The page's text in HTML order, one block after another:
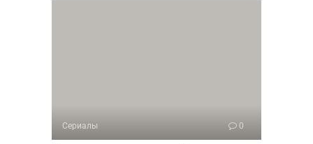
Сериалы 0